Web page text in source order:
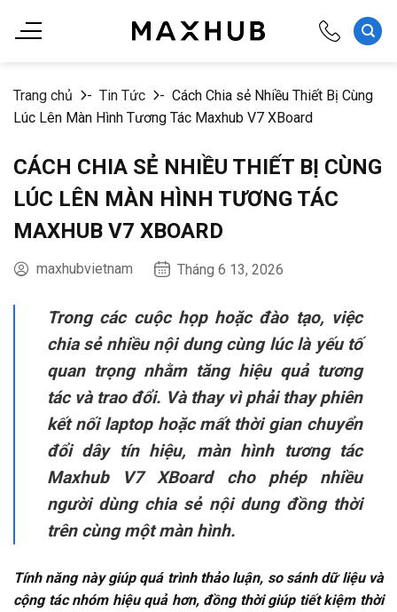
đến
Trang chủ
- Tin Tức - Cách Chia sẻ Nhiều Thiết Bị Cùng
Lúc Lên Màn Hình Tương Tác Maxhub V7 XBoard
CÁCH CHIA SẺ NHIỀU THIẾT BỊ CÙNG
LÚC LÊN MÀN HÌNH TƯƠNG TÁC
MAXHUB V7 XBOARD
maxhubvietnam Tháng 6 13, 2026
Trong các cuộc họp hoặc đào tạo, việc
chia sẻ nhiều nội dung cùng lúc là yếu tố
quan trọng nhằm tăng hiệu quả tương
tác và trao đổi. Và thay vì phải thay phiên
kết nối laptop hoặc mất thời gian chuyển
đổi dây tín hiệu, màn hình tương tác
Maxhub V7 XBoard cho phép nhiều
người dùng chia sẻ nội dung đồng thời
trên cùng một màn hình.
Tính năng này giúp quá trình thảo luận, so sánh dữ liệu và
cộng tác nhóm hiệu quả hơn, đồng thời giúp tiết kiệm thời